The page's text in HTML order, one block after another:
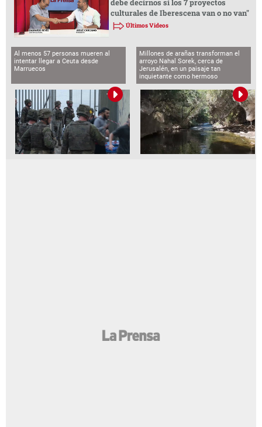
culturales de Iberescena van o no van"
Últimos Videos
Al menos 57 personas mueren al
intentar llegar a Ceuta desde
Marruecos
Millones de arañas transforman el
arroyo Nahal Sorek, cerca de
Jerusalén, en un paisaje tan
inquietante como hermoso